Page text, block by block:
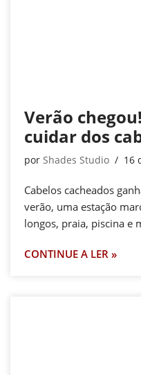
Verão
cuidar dos
por Shades Studio 16
Cabelos cacheados
verão, uma estação
longos, praia, piscina e
CONTINUE A LER »